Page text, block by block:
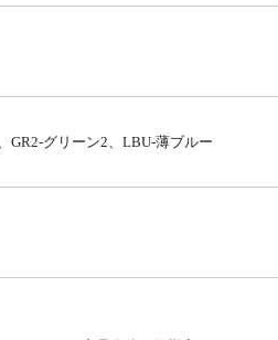
GR2-グリーン2、LBU-薄ブルー